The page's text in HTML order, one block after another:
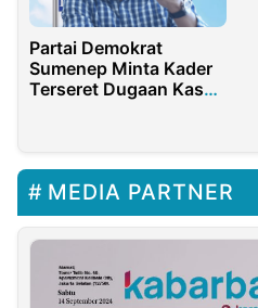
Partai Demokrat
Sumenep Minta Kader
Terseret Dugaan Kasus
MEDIA PARTNER